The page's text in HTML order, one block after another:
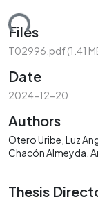
Files
T02996.pdf(1.41
Date
2024-12-20
Authors
Otero Uribe, Luz
Chacón Almeyda,
Thesis